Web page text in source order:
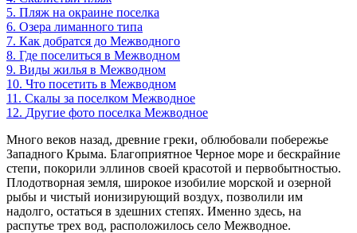
5. Пляж на окраине поселка
6. Озера лиманного типа
7. Как добратся до Межводного
8. Где поселиться в Межводном
9. Виды жилья в Межводном
10. Что посетить в Межводном
11. Скалы за поселком Межводное
12. Другие фото поселка Межводное
Много веков назад, древние греки, облюбовали побережье
Западного Крыма. Благоприятное Черное море и бескрайние
степи, покорили эллинов своей красотой и первобытностью.
Плодотворная земля, широкое изобилие морской и озерной
рыбы и чистый ионизирующий воздух, позволили им
надолго, остаться в здешних степях. Именно здесь, на
распутье трех вод, расположилось село Межводное.